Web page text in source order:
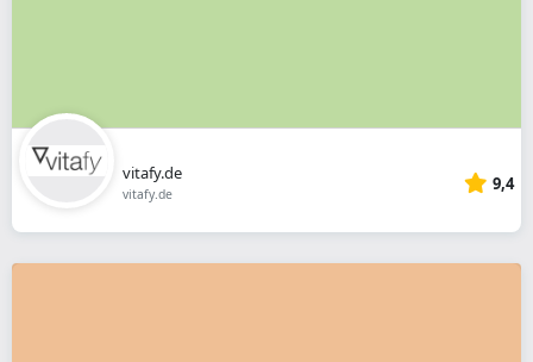
vitafy.de
vitafy.de 9,4